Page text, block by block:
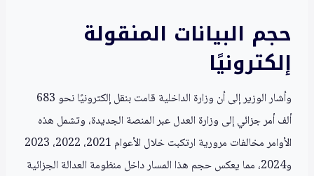
حجم البيانات المنقولة
إلكترونيًا
وأشار الوزير إلى أن وزارة الداخلية قامت بنقل إلكترونيًا نحو 683
ألف أمر جزائي إلى وزارة العدل عبر المنصة الجديدة، وتشمل هذه
الأوامر مخالفات مرورية ارتكبت خلال الأعوام 2021، 2022، 2023
و2024، مما يعكس حجم هذا المسار داخل منظومة العدالة الجزائية